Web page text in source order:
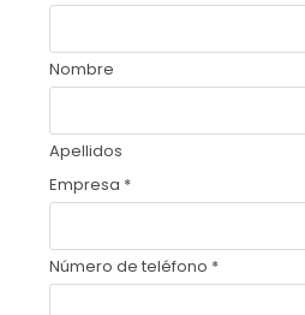
Nombre
Apellidos
Empresa *
Número de teléfono *